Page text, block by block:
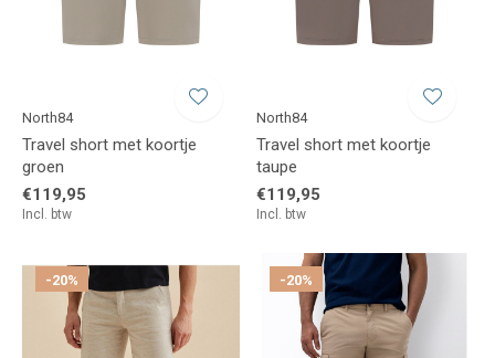
North84
Travel short met koortje
groen
€119,95
Incl. btw
North84
Travel short met koortje
taupe
€119,95
Incl. btw
-20% -20%